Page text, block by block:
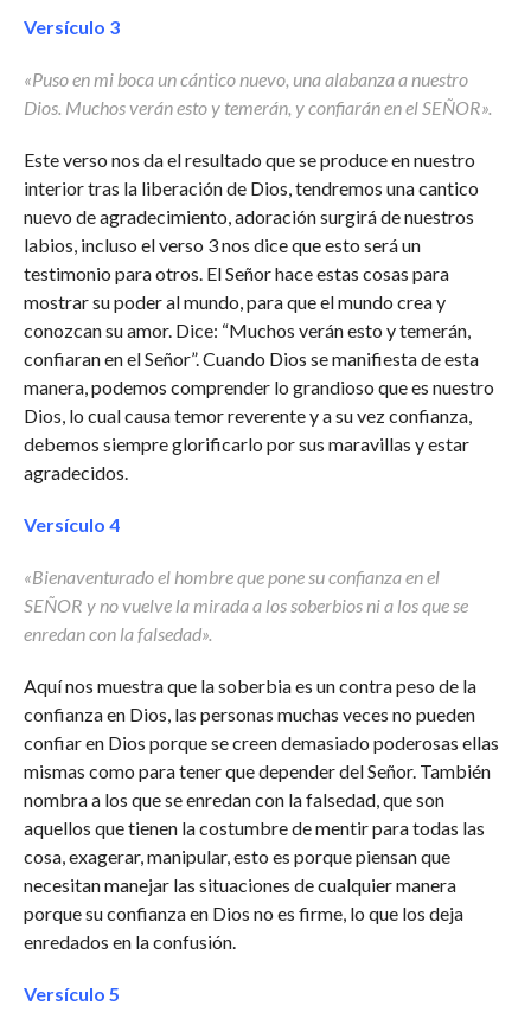
Versículo 3
«Puso en mi boca un cántico nuevo, una alabanza a nuestro
Dios. Muchos verán esto y temerán, y confiarán en el SEÑOR».
Este verso nos da el resultado que se produce en nuestro
interior tras la liberación de Dios, tendremos una cantico
nuevo de agradecimiento, adoración surgirá de nuestros
labios, incluso el verso 3 nos dice que esto será un
testimonio para otros. El Señor hace estas cosas para
mostrar su poder al mundo, para que el mundo crea y
conozcan su amor. Dice: “Muchos verán esto y temerán,
confiaran en el Señor”. Cuando Dios se manifiesta de esta
manera, podemos comprender lo grandioso que es nuestro
Dios, lo cual causa temor reverente y a su vez confianza,
debemos siempre glorificarlo por sus maravillas y estar
agradecidos.
Versículo 4
«Bienaventurado el hombre que pone su confianza en el
SEÑOR y no vuelve la mirada a los soberbiosni a los que se
enredan con la falsedad».
Aquí nos muestra que la soberbia es un contra peso de la
confianza en Dios, las personas muchas veces no pueden
confiar en Dios porque se creen demasiado poderosas ellas
mismas como para tener que depender del Señor. También
nombra a los que se enredan con la falsedad, que son
aquellos que tienen la costumbre de mentir para todas las
cosa, exagerar, manipular, esto es porque piensan que
necesitan manejar las situaciones de cualquier manera
porque su confianza en Dios no es firme, lo que los deja
enredados en la confusión.
Versículo 5